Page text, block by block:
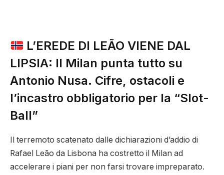
L’EREDE DI LEÃO VIENE DAL
LIPSIA: Il Milan punta tutto su
Antonio Nusa. Cifre, ostacoli e
l’incastro obbligatorio per la “Slot-
Ball”
Il terremoto scatenato dalle dichiarazioni d’addio di
Rafael Leão da Lisbona ha costretto il Milan ad
accelerare i piani per non farsi trovare impreparato.